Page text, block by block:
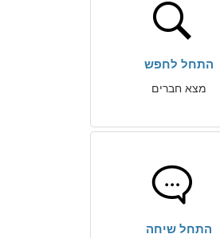
התחל לחפש
מצא חברים
התחל שיחה